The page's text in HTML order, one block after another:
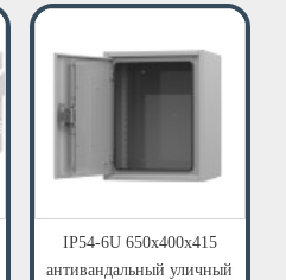
IP54-6U 650х400х415
антивандальный уличный